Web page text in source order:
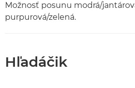
Možnosť posunu modrá/
purpurová/zelená.
Hľadáčik